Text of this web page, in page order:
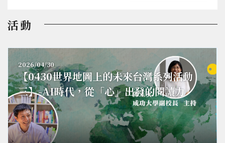
活動
2026/04/30
【0430世界地圖上的未來台灣系列活動
三】-AI時代，從「心」出發的閱讀力